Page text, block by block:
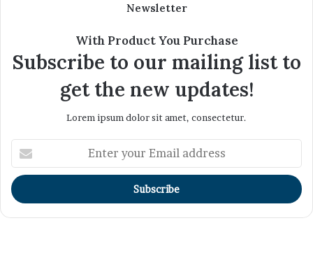
Newsletter
With Product You Purchase
Subscribe to our mailing list to
get the new updates!
Lorem ipsum dolor sit amet, consectetur.
your
Email
address